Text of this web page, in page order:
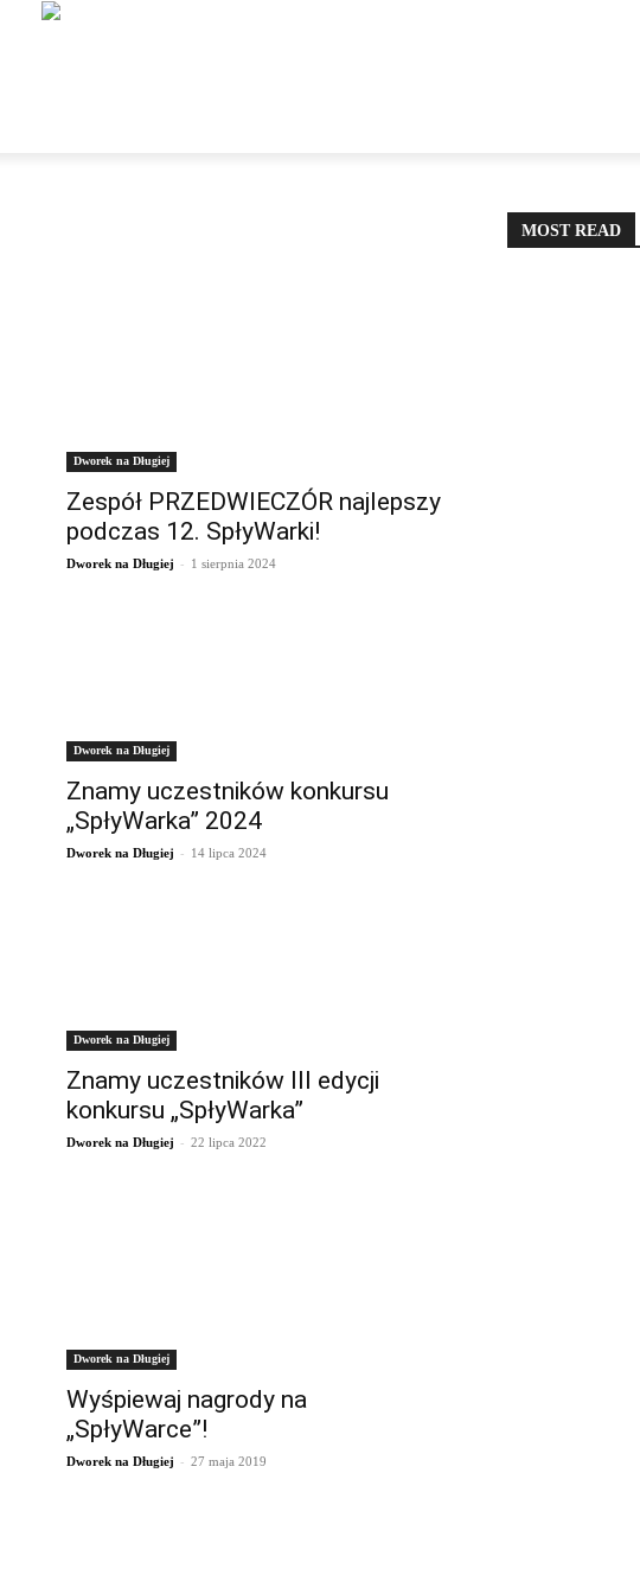
Dworek na Długiej
Zespół PRZEDWIECZÓR najlepszy
podczas 12. SpłyWarki!
Dworek na Długiej - 1 sierpnia 2024
Dworek na Długiej
Znamy uczestników konkursu
„SpłyWarka” 2024
Dworek na Długiej - 14 lipca 2024
Dworek na Długiej
Znamy uczestników III edycji
konkursu „SpłyWarka”
Dworek na Długiej - 22 lipca 2022
Dworek na Długiej
Wyśpiewaj nagrody na
„SpłyWarce”!
Dworek na Długiej - 27 maja 2019
MOST READ